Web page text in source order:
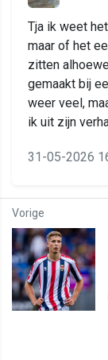
Tja ik weet
maar of het
zitten
gemaakt bij
weer veel,
ik uit zijn
31-05-2026
Vorige